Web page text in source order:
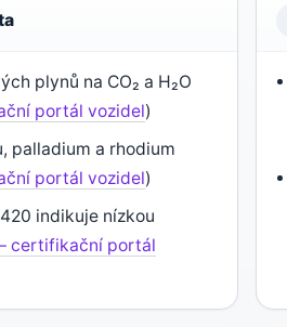
plynů na CO₂ a H₂O
portál vozidel)
palladium a rhodium
portál vozidel)
indikuje nízkou
certifikační portál